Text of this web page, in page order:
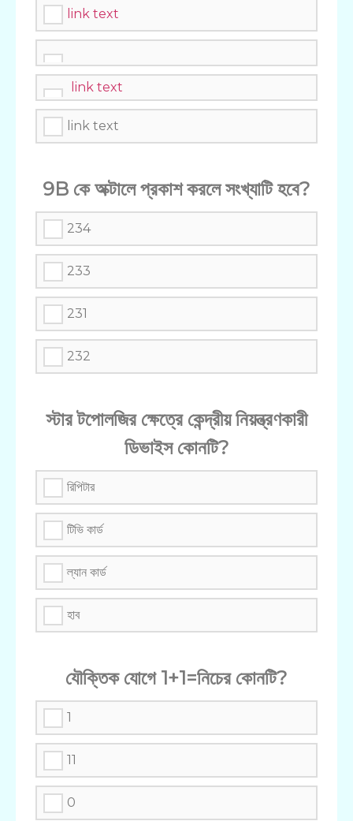
link text
link text
link text
9B কে অক্টালে প্রকাশ করলে সংখ্যাটি হবে?
234
233
231
232
স্টার টপোলজির ক্ষেত্রে কেন্দ্রীয় নিয়ন্ত্রণকারী
ডিভাইস কোনটি?
রিপিটার
টিভি কার্ড
ল্যান কার্ড
হাব
যৌক্তিক যোগে 1+1=নিচের কোনটি?
1
11
0